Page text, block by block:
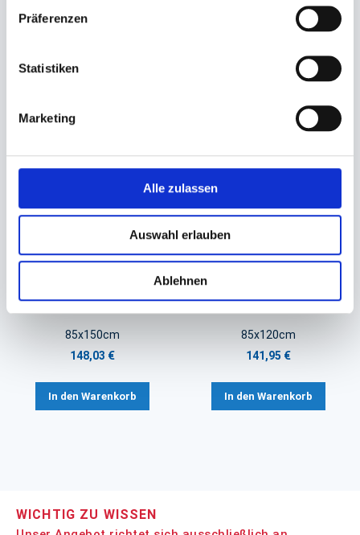
Präferenzen
Statistiken
Marketing
Alle zulassen
Auswahl erlauben
Ablehnen
120x180cm
COBAwash, schwarz/blau
85x150cm
148,03 €
In den Warenkorb
COBAwash, schwarz/rot
85x120cm
141,95 €
In den Warenkorb
WICHTIG ZU WISSEN